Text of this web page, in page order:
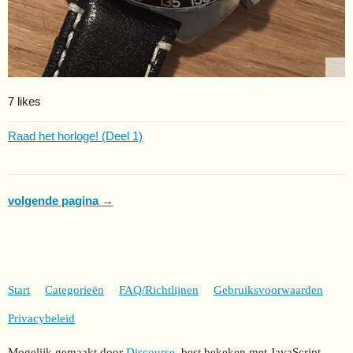
7 likes
Raad het horloge! (Deel 1)
volgende pagina →
Start Categorieën FAQ/Richtlijnen Gebruiksvoorwaarden
Privacybeleid